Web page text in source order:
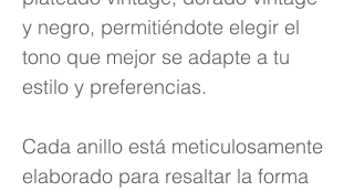
y negro, permitiéndote elegir el
tono que mejor se adapte a tu
estilo y preferencias.
Cada anillo está meticulosamente
elaborado para resaltar la forma